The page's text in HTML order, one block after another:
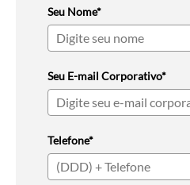
Seu Nome*
Seu E-mail Corporativo*
Telefone*